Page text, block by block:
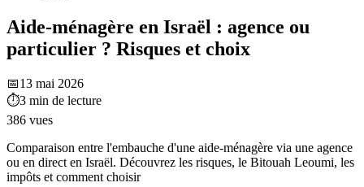
Aide-ménagère en Israël : agence ou
particulier ? Risques et choix
📅13 mai 2026
⏱3 min de lecture
386 vues
Comparaison entre l'embauche d'une aide-ménagère via une agence
ou en direct en Israël. Découvrez les risques, le Bitouah Leoumi, les
impôts et comment choisir